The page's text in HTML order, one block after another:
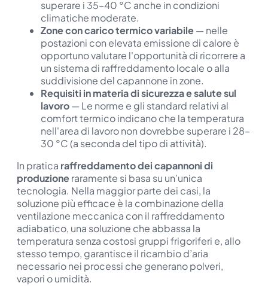
superare i 35–40 °C anche in condizioni
climatiche moderate.
Zone con carico termico variabile— nelle
postazioni con elevata emissione di calore è
opportuno valutare l'opportunità di ricorrere a
un sistema di raffreddamento locale o alla
suddivisione del capannone in zone.
Requisiti in materia di sicurezza e salute sul
lavoro— Le norme e gli standard relativi al
comfort termico indicano che la temperatura
nell'area di lavoro non dovrebbe superare i 28–
30 °C (a seconda del tipo di attività).
In pratica raffreddamento dei capannoni di
produzioneraramente si basa su un’unica
tecnologia. Nella maggior parte dei casi, la
soluzione più efficace è la combinazione della
ventilazione meccanica con il raffreddamento
adiabatico, una soluzione che abbassa la
temperatura senza costosi gruppi frigoriferi e, allo
stesso tempo, garantisce il ricambio d’aria
necessario nei processi che generano polveri,
vapori o umidità.